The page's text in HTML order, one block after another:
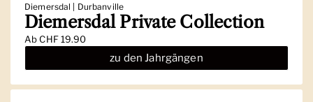
Diemersdal | Durbanville
Diemersdal Private Collection
AbCHF 19.90
zu den Jahrgängen